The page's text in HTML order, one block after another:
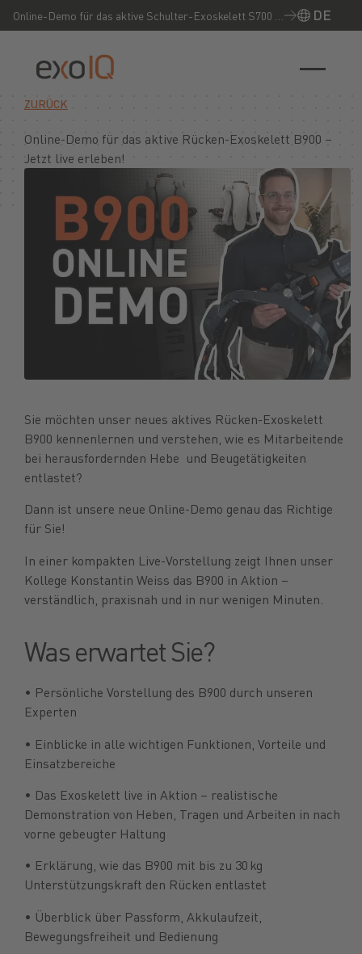
Online-Demo für das aktive Schulter-Exoskelett S700 –
Jetzt live erleben!
DE
ZURÜCK
Online-Demo für das aktive Rücken-Exoskelett B900 –
Jetzt live erleben!
Sie möchten unser neues aktives Rücken-Exoskelett
B900 kennenlernen und verstehen, wie es Mitarbeitende
bei herausfordernden Hebe und Beugetätigkeiten
entlastet?
Dann ist unsere neue Online-Demo genau das Richtige
für Sie!
In einer kompakten Live-Vorstellung zeigt Ihnen unser
Kollege Konstantin Weiss das B900 in Aktion –
verständlich, praxisnah und in nur wenigen Minuten.
Was erwartet Sie?
• Persönliche Vorstellung des B900 durch unseren
Experten
• Einblicke in alle wichtigen Funktionen, Vorteile und
Einsatzbereiche
• Das Exoskelett live in Aktion – realistische
Demonstration von Heben, Tragen und Arbeiten in nach
vorne gebeugter Haltung
• Erklärung, wie das B900 mit bis zu 30 kg
Unterstützungskraft den Rücken entlastet
• Überblick über Passform, Akkulaufzeit,
Bewegungsfreiheit und Bedienung